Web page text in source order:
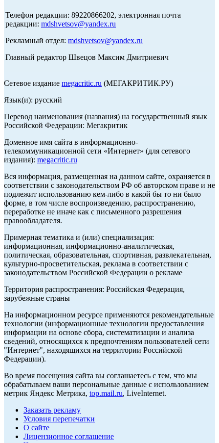
Телефон редакции: 89220866202, электронная почта
редакции: mdshvetsov@yandex.ru
Рекламный отдел: mdshvetsov@yandex.ru
Главный редактор Швецов Максим Дмитриевич
Сетевое издание megacritic.ru (МЕГАКРИТИК.РУ)
Язык(и): русский
Перевод наименования (названия) на государственный язык
Российской Федерации: Мегакритик
Доменное имя сайта в информационно-
телекоммуникационной сети «Интернет» (для сетевого
издания): megacritic.ru
Вся информация, размещенная на данном сайте, охраняется в
соответствии с законодательством РФ об авторском праве и не
подлежит использованию кем-либо в какой бы то ни было
форме, в том числе воспроизведению, распространению,
переработке не иначе как с письменного разрешения
правообладателя.
Примерная тематика и (или) специализация:
информационная, информационно-аналитическая,
политическая, образовательная, спортивная, развлекательная,
культурно-просветительская, реклама в соответствии с
законодательством Российской Федерации о рекламе
Территория распространения: Российская Федерация,
зарубежные страны
На информационном ресурсе применяются рекомендательные
технологии (информационные технологии предоставления
информации на основе сбора, систематизации и анализа
сведений, относящихся к предпочтениям пользователей сети
"Интернет", находящихся на территории Российской
Федерации).
Во время посещения сайта вы соглашаетесь с тем, что мы
обрабатываем ваши персональные данные с использованием
метрик Яндекс Метрика, top.mail.ru, LiveInternet.
Заказать рекламу
Условия перепечатки
О сайте
Лицензионное соглашение